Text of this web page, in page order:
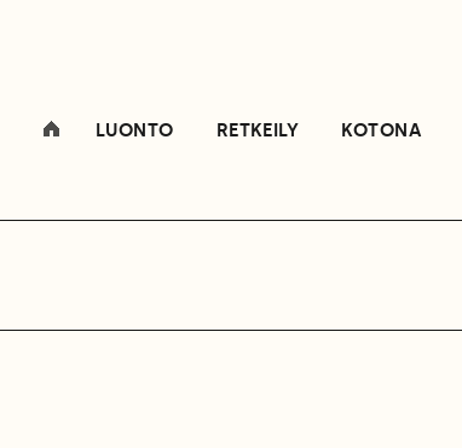
LUONTO RETKEILY KOTONA